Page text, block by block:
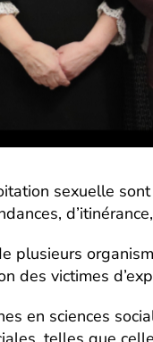
sexuelle
plusieurs
des victimes
en sciences